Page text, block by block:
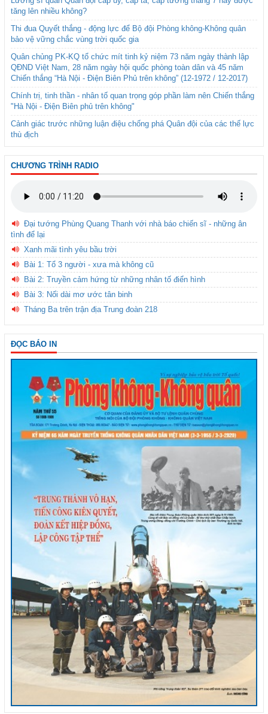
tăng lên nhiều không?
Thi đua Quyết thắng - động lực để Bộ đội Phòng không-Không quân
bảo vệ vững chắc vùng trời quốc gia
Quân chủng PK-KQ tổ chức mít tinh kỷ niệm 73 năm ngày thành lập
QĐND Việt Nam, 28 năm ngày hội quốc phòng toàn dân và 45 năm
Chiến thắng “Hà Nội - Điện Biên Phủ trên không” (12-1972 / 12-2017)
Chính trị, tinh thần - nhân tố quan trọng góp phần làm nên Chiến thắng
"Hà Nội - Điện Biên phủ trên không"
Cảnh giác trước những luận điệu chống phá Quân đội của các thế lực
thù địch
CHƯƠNG TRÌNH RADIO
Đại tướng Phùng Quang Thanh với nhà báo chiến sĩ - những ân
tình để lại
Xanh mãi tình yêu bầu trời
Bài 1: Tổ 3 người - xưa mà không cũ
Bài 2: Truyền cảm hứng từ những nhân tố điển hình
Bài 3: Nối dài mơ ước tân binh
Tháng Ba trên trận địa Trung đoàn 218
ĐỌC BÁO IN